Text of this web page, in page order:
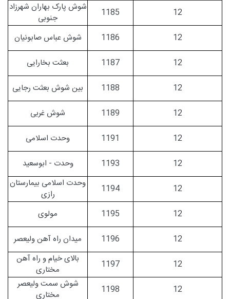
12
1185
شوش پارک بهاران شهرزاد
جنوبی
12
1186
شوش عباس صابونیان
12
1187
بعثت بخارایی
12
1188
بین شوش بعثت رجایی
12
1189
شوش غربی
12
1191
وحدت اسلامی
12
1193
وحدت - ابوسعید
12
1194
وحدت اسلامی بیمارستان
رازی
12
1195
مولوی
12
1196
میدان راه آهن ولیعصر
12
1197
بالای خیام و راه آهن
مختاری
12
1198
شوش سمت ولیعصر
مختاری